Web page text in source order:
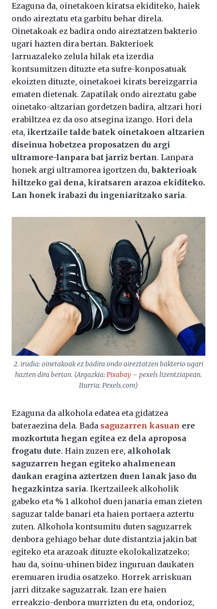
Ezaguna da, oinetakoen kiratsa ekiditeko, haiek
ondo aireztatu eta garbitu behar direla.
Oinetakoak ez badira ondo aireztatzen bakterio
ugari hazten dira bertan. Bakterioek
larruazaleko zelula hilak eta izerdia
kontsumitzen dituzte eta sufre-konposatuak
ekoizten dituzte, oinetakoei kirats bereizgarria
ematen dietenak. Zapatilak ondo aireztatu gabe
oinetako-altzarian gordetzen badira, altzari hori
erabiltzea ez da oso atsegina izango. Hori dela
eta, ikertzaile talde batek oinetakoen altzarien
diseinua hobetzea proposatzen du argi
ultramore-lanpara bat jarriz bertan. Lanpara
honek argi ultramorea igortzen du, bakterioak
hiltzeko gai dena, kiratsaren arazoa ekiditeko.
Lan honek irabazi du ingeniaritzako saria.
2. irudia: oinetakoak ez badira ondo aireztatzen bakterio ugari
hazten dira bertan. (Argazkia:Pixabay – pexels lizentziapean.
Iturria: Pexels.com)
Ezaguna da alkohola edatea eta gidatzea
bateraezina dela. Bada saguzarren kasuan ere
mozkortuta hegan egitea ez dela aproposa
frogatu dute. Hain zuzen ere, alkoholak
saguzarren hegan egiteko ahalmenean
daukan eragina aztertzen duen lanak jaso du
hegazkintza saria. Ikertzaileek alkoholik
gabeko eta % 1 alkohol duen janaria eman zieten
saguzar talde banari eta haien portaera aztertu
zuten. Alkohola kontsumitu duten saguzarrek
denbora gehiago behar dute distantzia jakin bat
egiteko eta arazoak dituzte ekolokalizatzeko;
hau da, soinu-uhinen bidez inguruan daukaten
eremuaren irudia osatzeko. Horrek arriskuan
jarri ditzake saguzarrak. Izan ere haien
erreakzio-denbora murrizten du eta, ondorioz,